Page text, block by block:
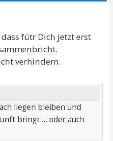
fütr Dich jetzt erst
verhindern.
liegen bleiben und
bringt … oder auch